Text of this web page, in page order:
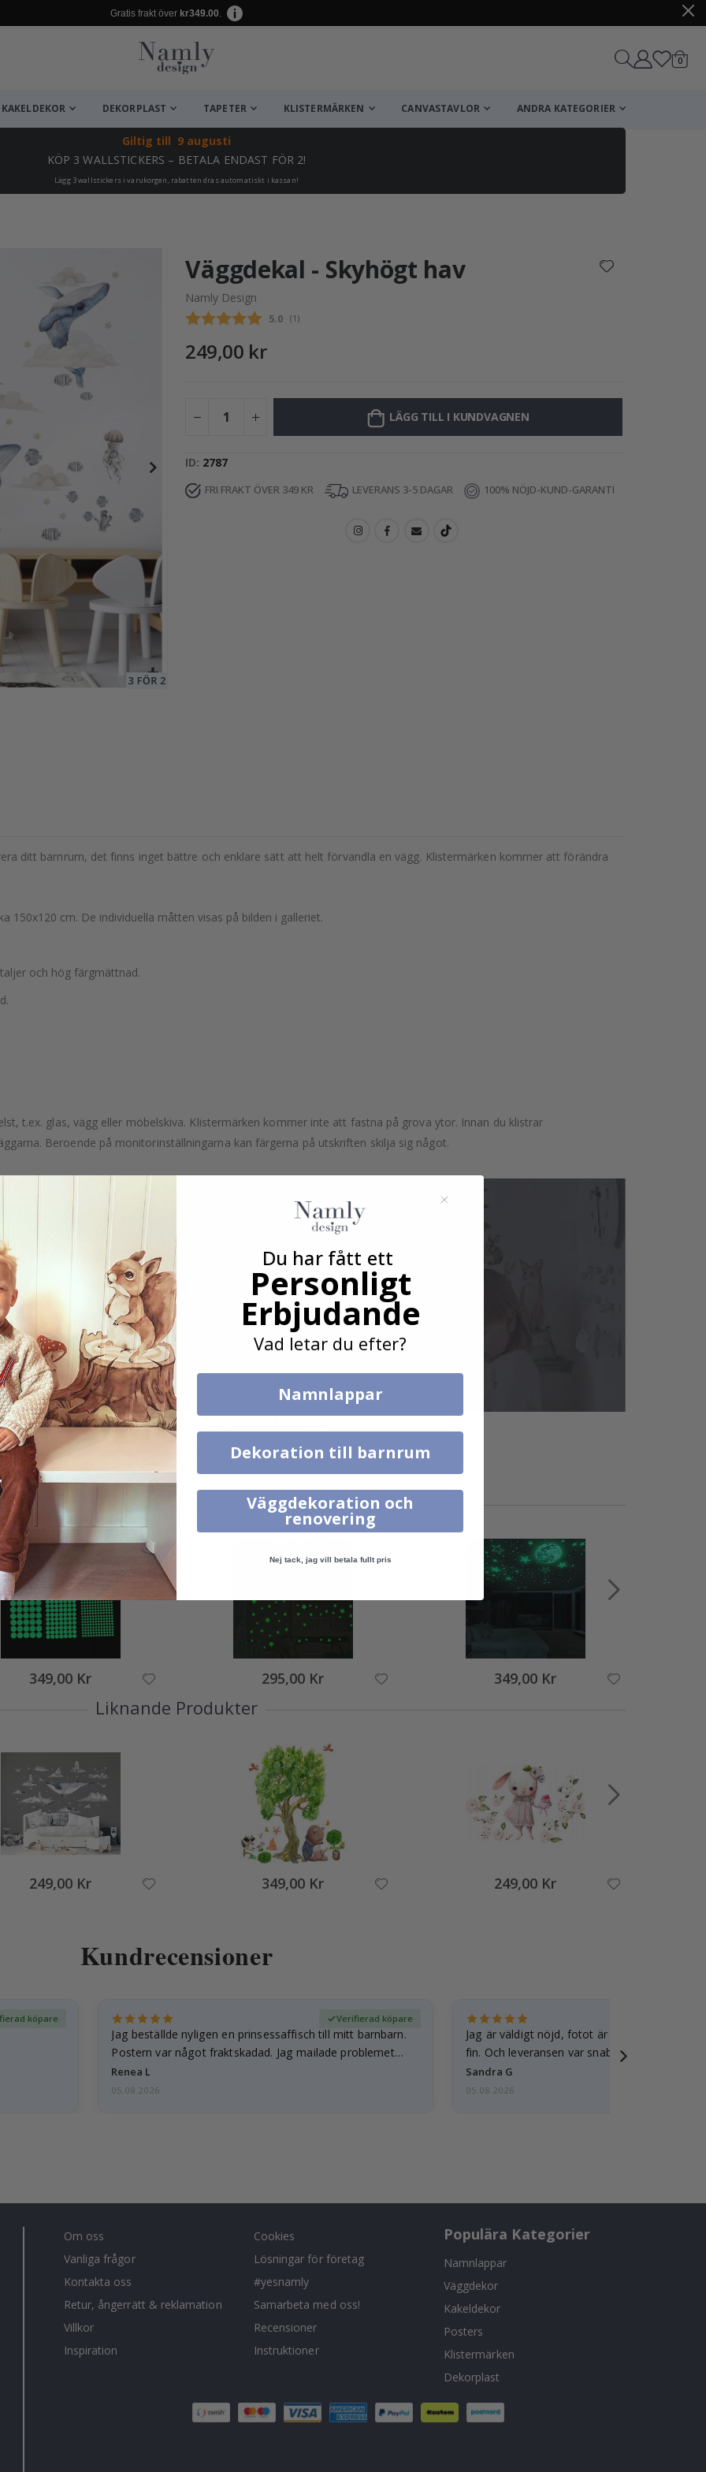
Gratis frakt över kr349.00.
0
KAKELDEKOR DEKORPLAST TAPETER KLISTERMÄRKEN CANVASTAVLOR ANDRA KATEGORIER
Giltig till 9 augusti
KÖP 3 WALLSTICKERS – BETALA ENDAST FÖR 2!
Lägg 3 wallstickers i varukorgen, rabatten dras automatiskt i kassan!
Väggdekal - Skyhögt hav
Namly Design
Snittbetyg:
5.0 (röster:
1 )
249,00 kr
LÄGG TILL I KUNDVAGNEN
ID 2787
FRI FRAKT ÖVER 349 KR LEVERANS 3-5 DAGAR 100% NÖJD-KUND-GARANTI
ditt barnrum, det finns inget bättre och enklare sätt att helt förvandla en vägg. Klistermärken kommer att förändra
150x120 cm. De individuella måtten visas på bilden i galleriet.
och hög färgmättnad.
t.ex. glas, vägg eller möbelskiva. Klistermärken kommer inte att fastna på grova ytor. Innan du klistrar
Beroende på monitorinställningarna kan färgerna på utskriften skilja sig något.
Verklig inspiration från våra glada kunder!
Tagga ditt med #namly_design
Andra köpte också
349,00 Kr 295,00 Kr 349,00 Kr
Liknande Produkter
249,00 Kr 349,00 Kr 249,00 Kr
Kundrecensioner
köpare
Jag beställde nyligen en prinsessaffisch till mitt barnbarn.
Postern var något fraktskadad. Jag mailade problemet
och…
Renea L
Verifierad köpare
05.08.2026
Jag är väldigt nöjd, fotot är välgjort och
fin. Och leveransen var snabb.
Sandra G
05.08.2026
Om oss
Vanliga frågor
Kontakta oss
Retur, ångerrätt & reklamation
Villkor
Inspiration
Cookies
Lösningar för företag
#yesnamly
Samarbeta med oss!
Recensioner
Instruktioner
Populära Kategorier
Namnlappar
Väggdekor
Kakeldekor
Posters
Klistermärken
Dekorplast
Du har fått ett
Personligt
Erbjudande
Vad letar du efter?
Namnlappar
Dekoration till barnrum
Väggdekoration och
renovering
Nej tack, jag vill betala fullt pris